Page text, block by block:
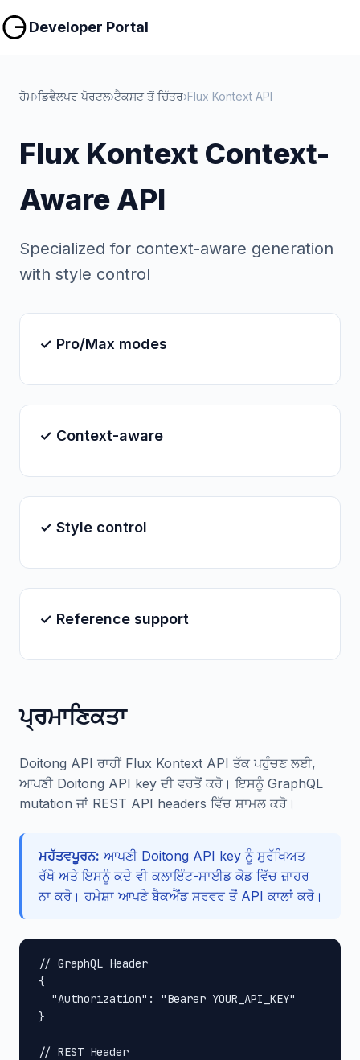
Developer Portal
ਹੋਮ›ਡਿਵੈਲਪਰ ਪੋਰਟਲ›ਟੈਕਸਟ ਤੋਂ ਚਿੱਤਰ›Flux Kontext API
Flux Kontext Context-
Aware API
Specialized for context-aware generation
with style control
✓ Pro/Max modes
✓ Context-aware
✓ Style control
✓ Reference support
ਪ੍ਰਮਾਣਿਕਤਾ
Doitong API ਰਾਹੀਂ Flux Kontext API ਤੱਕ ਪਹੁੰਚਣ ਲਈ,
ਆਪਣੀ Doitong API key ਦੀ ਵਰਤੋਂ ਕਰੋ। ਇਸਨੂੰ GraphQL
mutation ਜਾਂ REST API headers ਵਿੱਚ ਸ਼ਾਮਲ ਕਰੋ।
ਮਹੱਤਵਪੂਰਨ: ਆਪਣੀ Doitong API key ਨੂੰ ਸੁਰੱਖਿਅਤ
ਰੱਖੋ ਅਤੇ ਇਸਨੂੰ ਕਦੇ ਵੀ ਕਲਾਇੰਟ-ਸਾਈਡ ਕੋਡ ਵਿੱਚ ਜ਼ਾਹਰ
ਨਾ ਕਰੋ। ਹਮੇਸ਼ਾ ਆਪਣੇ ਬੈਕਐਂਡ ਸਰਵਰ ਤੋਂ API ਕਾਲਾਂ ਕਰੋ।
// GraphQL Header
{
  "Authorization": "Bearer YOUR_API_KEY"
}
// REST Header